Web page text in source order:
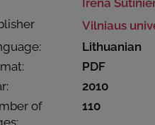
Irena
Vilniaus
Lithuanian
PDF
2010
of
110